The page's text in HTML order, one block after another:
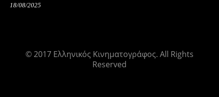
18/08/2025
© 2017 Ελληνικός Κινηματογράφος. All Rights
Reserved